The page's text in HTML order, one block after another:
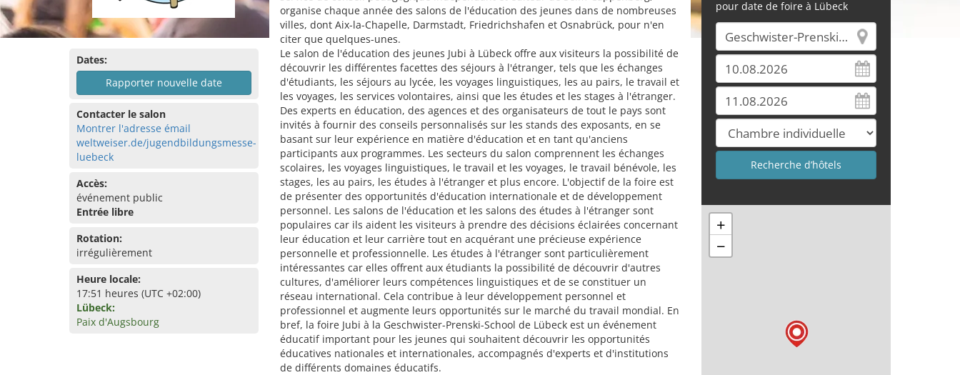
Dates:
Rapporter nouvelle date
Contacter le salon
Montrer l'adresse émail
weltweiser.de/jugendbildungsmesse-
luebeck
Accès:
événement public
Entrée libre
Rotation:
irrégulièrement
Heure locale:
17:51 heures (UTC +02:00)
Lübeck:
Paix d'Augsbourg
organise chaque année des salons de l'éducation des jeunes dans de nombreuses
villes, dont Aix-la-Chapelle, Darmstadt, Friedrichshafen et Osnabrück, pour n'en
citer que quelques-unes.
Le salon de l'éducation des jeunes Jubi à Lübeck offre aux visiteurs la possibilité de
découvrir les différentes facettes des séjours à l'étranger, tels que les échanges
d'étudiants, les séjours au lycée, les voyages linguistiques, les au pairs, le travail et
les voyages, les services volontaires, ainsi que les études et les stages à l'étranger.
Des experts en éducation, des agences et des organisateurs de tout le pays sont
invités à fournir des conseils personnalisés sur les stands des exposants, en se
basant sur leur expérience en matière d'éducation et en tant qu'anciens
participants aux programmes. Les secteurs du salon comprennent les échanges
scolaires, les voyages linguistiques, le travail et les voyages, le travail bénévole, les
stages, les au pairs, les études à l'étranger et plus encore. L'objectif de la foire est
de présenter des opportunités d'éducation internationale et de développement
personnel. Les salons de l'éducation et les salons des études à l'étranger sont
populaires car ils aident les visiteurs à prendre des décisions éclairées concernant
leur éducation et leur carrière tout en acquérant une précieuse expérience
personnelle et professionnelle. Les études à l'étranger sont particulièrement
intéressantes car elles offrent aux étudiants la possibilité de découvrir d'autres
cultures, d'améliorer leurs compétences linguistiques et de se constituer un
réseau international. Cela contribue à leur développement personnel et
professionnel et augmente leurs opportunités sur le marché du travail mondial. En
bref, la foire Jubi à la Geschwister-Prenski-School de Lübeck est un événement
éducatif important pour les jeunes qui souhaitent découvrir les opportunités
éducatives nationales et internationales, accompagnés d'experts et d'institutions
de différents domaines éducatifs.
pour date de foire à Lübeck
+
−